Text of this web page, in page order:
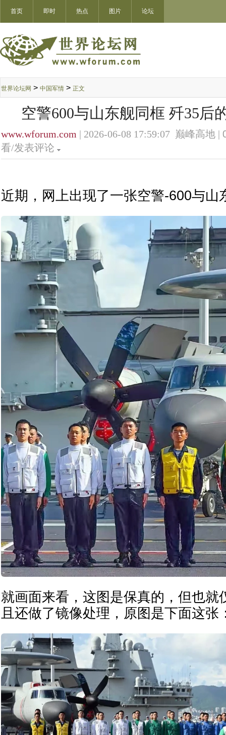
首页 即时 热点 图片 论坛
世界论坛网 > 中国军情 > 正文
空警600与山东舰同框 歼35后
www.wforum.com | 2026-06-08 17:59:07 巅峰高地 |
看/发表评论
近期，网上出现了一张空警-600与山
就画面来看，这图是保真的，但也就
且还做了镜像处理，原图是下面这张